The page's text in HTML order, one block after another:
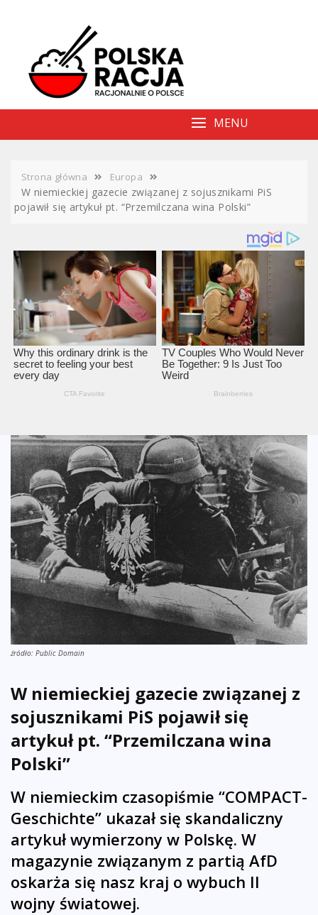
MENU
Strona główna Europa
W niemieckiej gazecie związanej z sojusznikami PiS
pojawił się artykuł pt. “Przemilczana wina Polski”
źródło: Public Domain
W niemieckiej gazecie związanej z
sojusznikami PiS pojawił się
artykuł pt. “Przemilczana wina
Polski”
W niemieckim czasopiśmie “COMPACT-
Geschichte” ukazał się skandaliczny
artykuł wymierzony w Polskę. W
magazynie związanym z partią AfD
oskarża się nasz kraj o wybuch II
wojny światowej.